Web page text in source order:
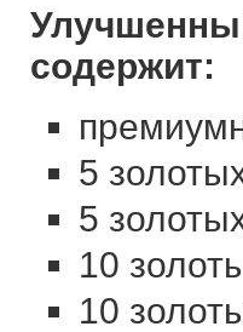
содержит:
5
5
10
10